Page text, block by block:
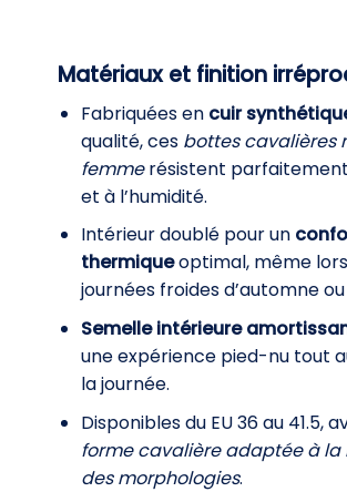
Matériaux et finition
Fabriquées en cuir
qualité, ces bottes cavalières
femmerésistent parfaitement
et à l’humidité.
Intérieur doublé pour un
thermiqueoptimal, même
journées froides d’automne ou
Semelle intérieure
une expérience pied-nu tout
la journée.
Disponibles du EU 36 au 41.5,
forme cavalière adaptée à la
des morphologies.